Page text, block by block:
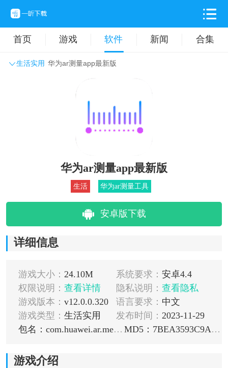
首页 游戏 软件 新闻 合集
生活实用 华为ar测量app最新版
拍摄美化 时尚购物
华为ar测量app最新版
生活 华为ar测量工具
安卓版下载
详细信息
游戏大小： 24.10M 系统要求： 安卓4.4
权限说明： 查看详情 隐私说明： 查看隐私
游戏版本： v12.0.0.320 语言要求： 中文
游戏类型： 生活实用 发布时间： 2023-11-29
包名：com.huawei.ar.measure
MD5：7BEA3593C9AFE9AC2EDEAEC738935663
游戏介绍